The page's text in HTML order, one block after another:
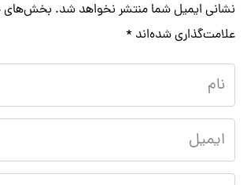
نشانی ایمیل شما منتشر نخواهد شد. بخش‌های
علامت‌گذاری شده‌اند *